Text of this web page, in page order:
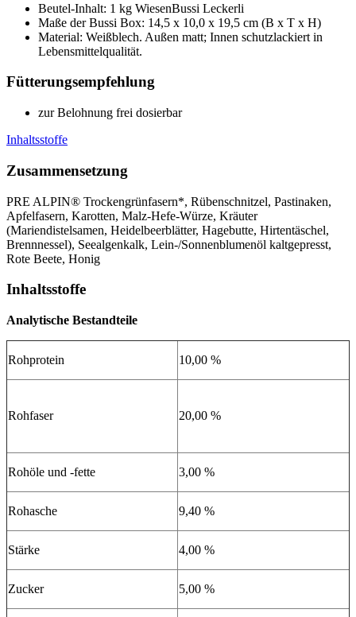
Beutel-Inhalt: 1 kg WiesenBussi Leckerli
Maße der Bussi Box: 14,5 x 10,0 x 19,5 cm (B x T x H)
Material: Weißblech. Außen matt; Innen schutzlackiert in
Lebensmittelqualität.
Fütterungsempfehlung
zur Belohnung frei dosierbar
Inhaltsstoffe
Zusammensetzung
PRE ALPIN® Trockengrünfasern*, Rübenschnitzel, Pastinaken,
Apfelfasern, Karotten, Malz-Hefe-Würze, Kräuter
(Mariendistelsamen, Heidelbeerblätter, Hagebutte, Hirtentäschel,
Brennnessel), Seealgenkalk, Lein-/Sonnenblumenöl kaltgepresst,
Rote Beete, Honig
Inhaltsstoffe
Analytische Bestandteile
Rohprotein 10,00 %
Rohfaser 20,00 %
Rohöle und -fette 3,00 %
Rohasche 9,40 %
Stärke 4,00 %
Zucker 5,00 %